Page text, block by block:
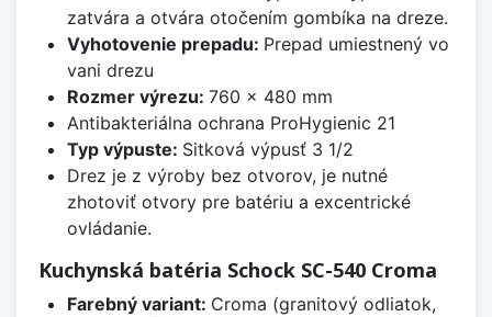
zatvára a otvára otočením gombíka na dreze.
Vyhotovenie prepadu: Prepad umiestnený vo
vani drezu
Rozmer výrezu: 760 x 480 mm
Antibakteriálna ochrana ProHygienic 21
Typ výpuste: Sitková výpusť 3 1/2
Drez je z výroby bez otvorov, je nutné
zhotoviť otvory pre batériu a excentrické
ovládanie.
Kuchynská batéria Schock SC-540 Croma
Farebný variant: Croma (granitový odliatok,